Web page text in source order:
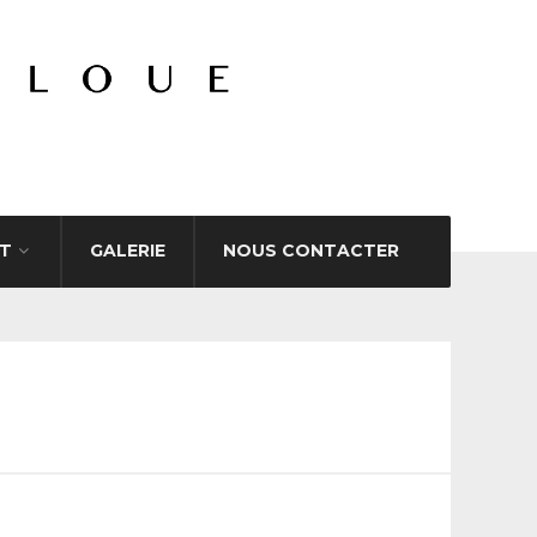
GALERIE NOUS CONTACTER